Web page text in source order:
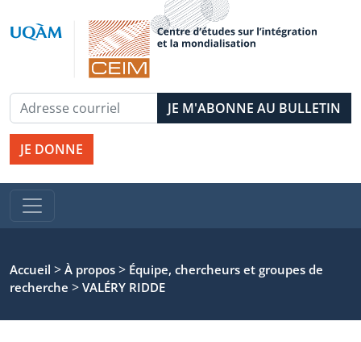
JE DONNE
Accueil > À propos > Équipe, chercheurs et groupes de
recherche > VALÉRY RIDDE